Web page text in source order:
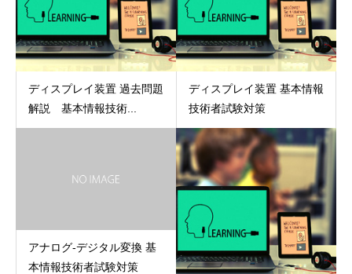
ディスプレイ装置 過去問題
解説 基本情報技術...
ディスプレイ装置 基本情報
技術者試験対策
アナログ-デジタル変換 基
本情報技術者試験対策